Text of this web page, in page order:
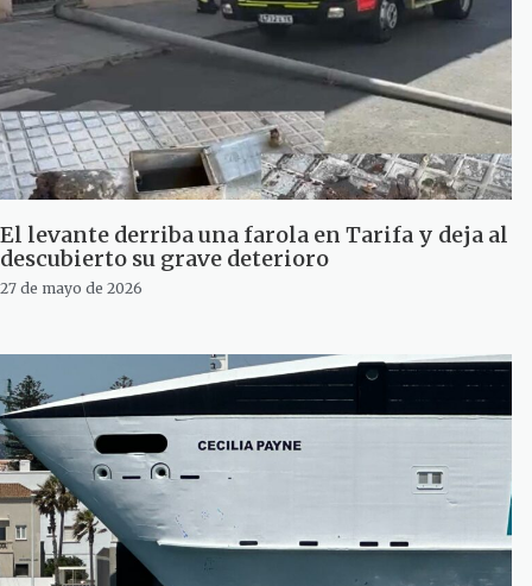
El levante derriba una farola en Tarifa y deja al
descubierto su grave deterioro
27 de mayo de 2026